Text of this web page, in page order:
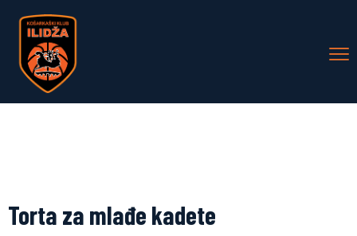
Torta za mlađe kadete